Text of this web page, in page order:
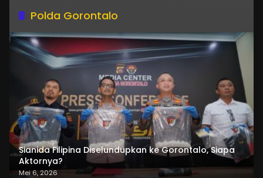
Polda Gorontalo
Sianida Filipina Diselundupkan ke Gorontalo, Siapa
Aktornya?
Mei 6, 2026